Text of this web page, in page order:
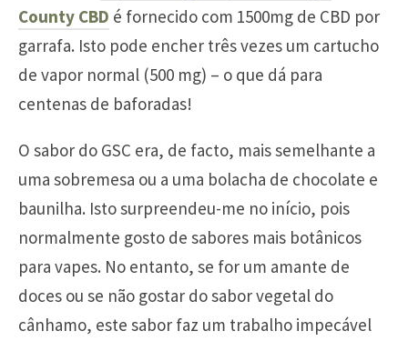
County CBD é fornecido com 1500mg de CBD por
garrafa. Isto pode encher três vezes um cartucho
de vapor normal (500 mg) – o que dá para
centenas de baforadas!
O sabor do GSC era, de facto, mais semelhante a
uma sobremesa ou a uma bolacha de chocolate e
baunilha. Isto surpreendeu-me no início, pois
normalmente gosto de sabores mais botânicos
para vapes. No entanto, se for um amante de
doces ou se não gostar do sabor vegetal do
cânhamo, este sabor faz um trabalho impecável